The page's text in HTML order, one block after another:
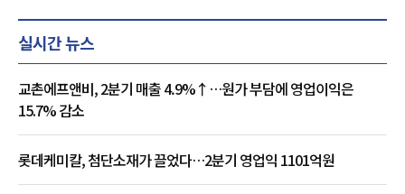
실시간 뉴스
교촌에프앤비, 2분기 매출 4.9%↑…원가 부담에 영업이익은
15.7% 감소
롯데케미칼, 첨단소재가 끌었다…2분기 영업익 1101억원